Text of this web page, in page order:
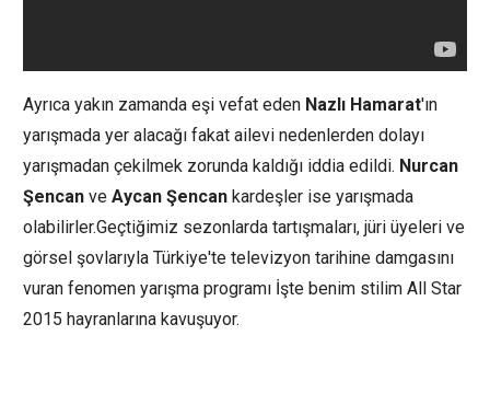
Ayrıca yakın zamanda eşi vefat eden Nazlı Hamarat'ın
yarışmada yer alacağı fakat ailevi nedenlerden dolayı
yarışmadan çekilmek zorunda kaldığı iddia edildi. Nurcan
Şencan ve Aycan Şencan kardeşler ise yarışmada
olabilirler.Geçtiğimiz sezonlarda tartışmaları, jüri üyeleri ve
görsel şovlarıyla Türkiye'te televizyon tarihine damgasını
vuran fenomen yarışma programı İşte benim stilim All Star
2015 hayranlarına kavuşuyor.